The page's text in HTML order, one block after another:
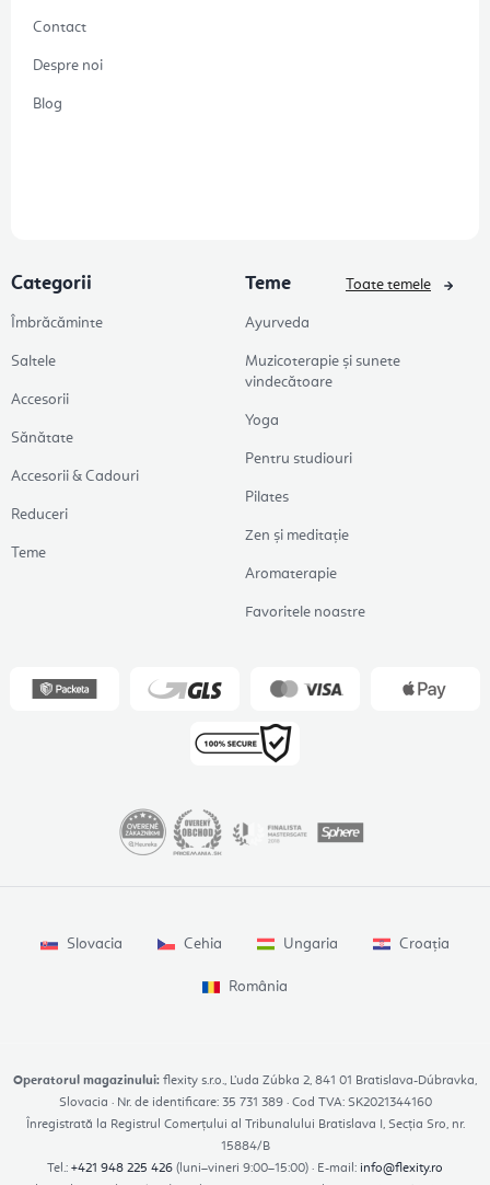
Contact
Despre noi
Blog
Categorii
Îmbrăcăminte
Saltele
Accesorii
Sănătate
Accesorii & Cadouri
Reduceri
Teme
Teme
Ayurveda
Muzicoterapie și sunete
vindecătoare
Yoga
Pentru studiouri
Pilates
Zen și meditație
Aromaterapie
Favoritele noastre
Toate temele
Slovacia Cehia Ungaria Croația
România
Operatorul magazinului: flexity s.r.o., Ľuda Zúbka 2, 841 01 Bratislava-Dúbravka,
Slovacia · Nr. de identificare: 35 731 389 · Cod TVA: SK2021344160
Înregistrată la Registrul Comerțului al Tribunalului Bratislava I, Secția Sro, nr.
15884/B
Tel.: +421 948 225 426 (luni–vineri 9:00–15:00) · E-mail: info@flexity.ro